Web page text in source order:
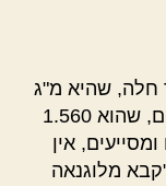
חלה, שהיא מ"ג
ביצים וחומש ביצה בינונית, תק"כ דרהם, שהוא 1.560
אין
מלוגנאה